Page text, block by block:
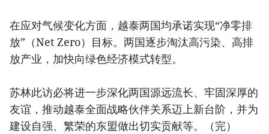
在应对气候变化方面，越泰两国均承诺实现“净零排
放”（Net Zero）目标。两国逐步淘汰高污染、高排
放产业，加快向绿色经济模式转型。
苏林此访必将进一步深化两国源远流长、牢固深厚的
友谊，推动越泰全面战略伙伴关系迈上新台阶，并为
建设自强、繁荣的东盟做出切实贡献等。（完）